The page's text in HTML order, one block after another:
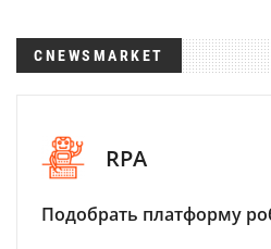
CNEWSMARKET
RPA
Подобрать платформу